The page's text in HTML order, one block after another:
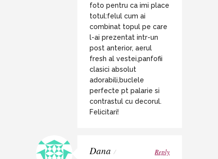
foto pentru ca imi place
totul:felul cum ai
combinat topul pe care
l-ai prezentat intr-un
post anterior, aerul
fresh al vestei,panfofii
clasici absolut
adorabili,buclele
perfecte pt palarie si
contrastul cu decorul.
Felicitari!
Dana /
Reply